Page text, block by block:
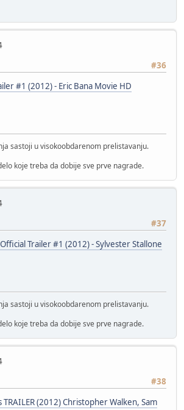
#36
#1 (2012) - Eric Bana Movie HD
sastoji u visokoobdarenom prelistavanju.
koje treba da dobije sve prve nagrade.
#37
Trailer #1 (2012) - Sylvester Stallone
sastoji u visokoobdarenom prelistavanju.
koje treba da dobije sve prve nagrade.
#38
TRAILER (2012) Christopher Walken, Sam